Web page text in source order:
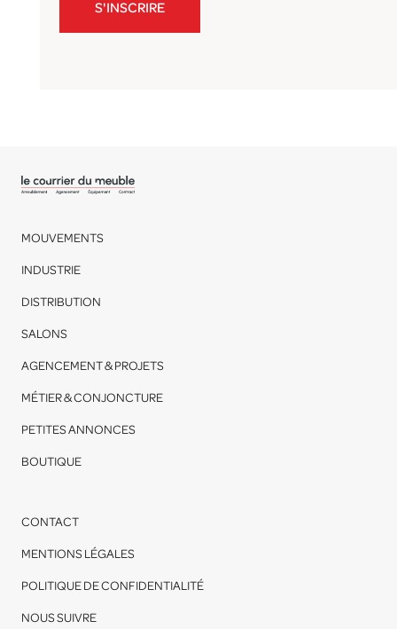
S'INSCRIRE
MOUVEMENTS
INDUSTRIE
DISTRIBUTION
SALONS
AGENCEMENT & PROJETS
MÉTIER & CONJONCTURE
PETITES ANNONCES
BOUTIQUE
CONTACT
MENTIONS LÉGALES
POLITIQUE DE CONFIDENTIALITÉ
NOUS SUIVRE